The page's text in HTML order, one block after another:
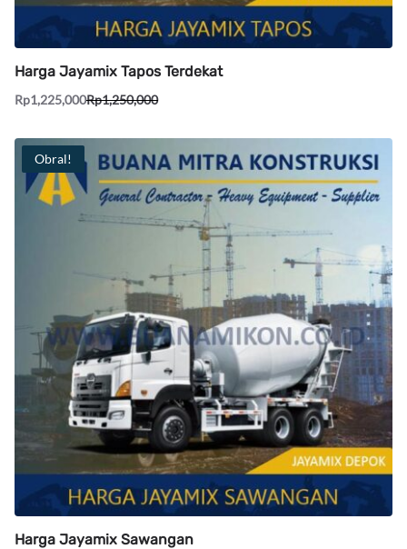
Harga Jayamix Tapos Terdekat
Rp1,250,000
Rp1,225,000
Obral!
Harga Jayamix Sawangan